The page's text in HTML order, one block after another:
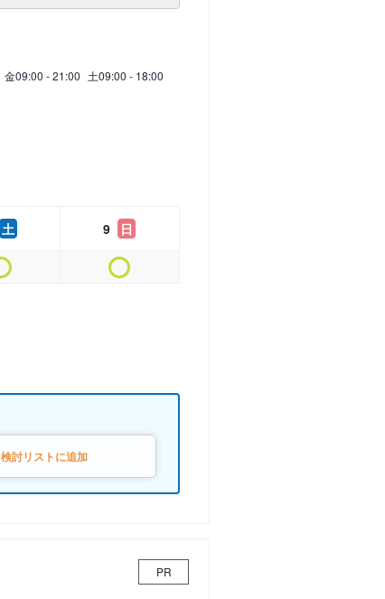
金09:00 - 21:00 土09:00 - 18:00
土 9 日
検討リストに追加
PR